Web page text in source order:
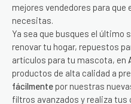
mejores vendedores para
necesitas.
Ya sea que busques el último
renovar tu hogar, repuestos
artículos para tu mascota, en
productos de alta calidad a
fácilmente por nuestras
filtros avanzados y realiza